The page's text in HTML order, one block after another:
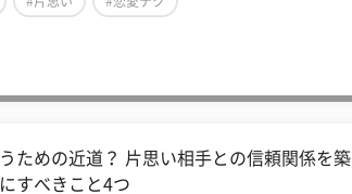
ための近道？ 片思い相手との信頼関係を築
すべきこと4つ